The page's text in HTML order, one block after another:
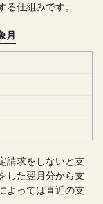
る仕組みです。
月
請求をしないと支
した翌月分から支
よっては直近の支